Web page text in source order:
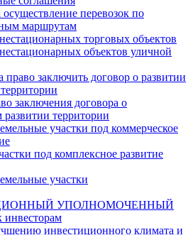
перевозок по
маршрутам
торговых объектов
объектов уличной
заключить договор о развитии
заключения договора о
территории
участки под коммерческое
под комплексное развитие
участки
УПОЛНОМОЧЕННЫЙ
инвестиционного климата и